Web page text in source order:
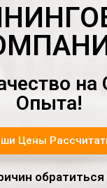
на
Опыта!
Цены
обратиться